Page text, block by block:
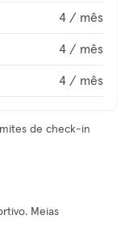
4 / mês
4 / mês
4 / mês
de check-in
Meias